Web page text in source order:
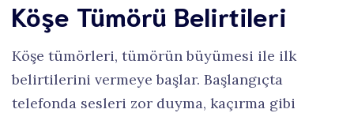
Köşe Tümörü Belirtileri
Köşe tümörleri, tümörün büyümesi ile ilk
belirtilerini vermeye başlar. Başlangıçta
telefonda sesleri zor duyma, kaçırma gibi